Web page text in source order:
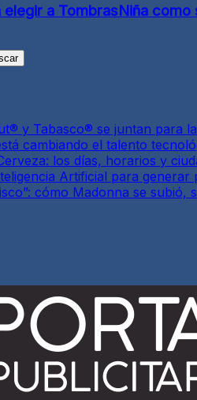
elegir a TombrasNiña
y Tabasco® se juntan para
cambiando el talento
los días, horarios y
Artificial para
cómo Madonna se subió,